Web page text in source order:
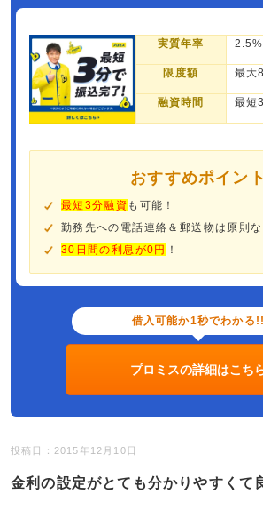
実質年率
限度額 最大
融資時間 最短
おすすめポイント
最短3分融資 も可能！
勤務先への電話連絡＆郵送物は原則な
30日間の利息が0円
！
借入可能か1秒でわかる!!
プロミスの詳細はこち
投稿日：2015年12月10日
金利の設定がとても分かりやすくて